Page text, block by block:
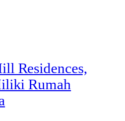
Residences,
Rumah